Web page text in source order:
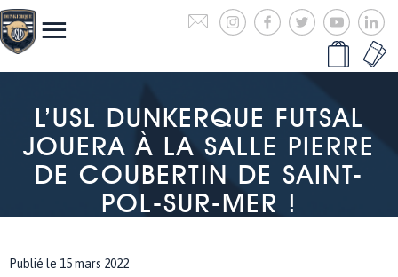
L’USL DUNKERQUE FUTSAL
JOUERA À LA SALLE PIERRE
DE COUBERTIN DE SAINT-
POL-SUR-MER !
Publié le 15 mars 2022